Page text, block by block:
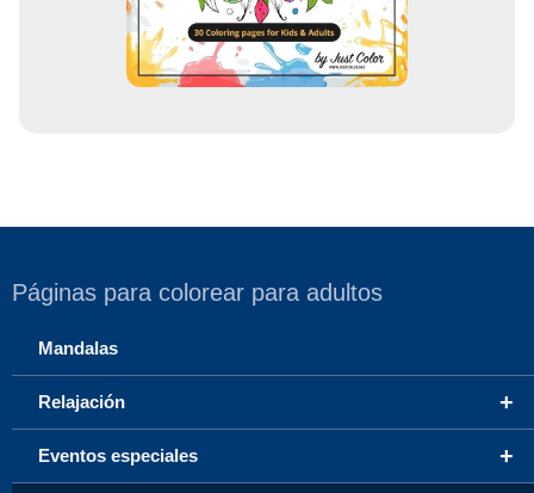
Páginas para colorear para adultos
Mandalas
+
Relajación
+
Eventos especiales